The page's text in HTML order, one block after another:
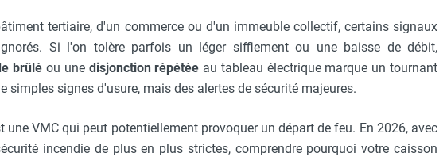
fioul et
sur
tertiaire, d'un commerce ou d'un immeuble collectif, certains signaux
Si l'on tolère parfois un léger sifflement ou une baisse de débit,
brûlé ou une disjonction répétée au tableau électrique marque un tournant
simples signes d'usure, mais des alertes de sécurité majeures.
une VMC qui peut potentiellement provoquer un départ de feu. En 2026, avec
incendie de plus en plus strictes, comprendre pourquoi votre caisson